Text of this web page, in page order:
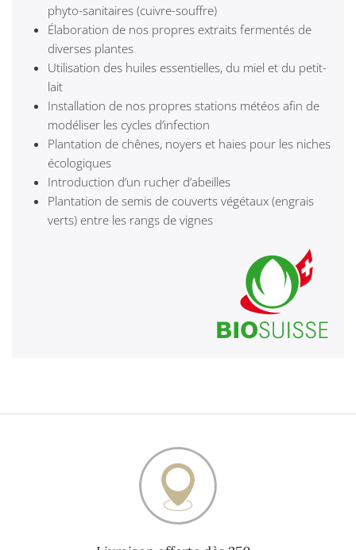
phyto-sanitaires (cuivre-souffre)
Élaboration de nos propres extraits fermentés de
diverses plantes
Utilisation des huiles essentielles, du miel et du petit-
lait
Installation de nos propres stations météos afin de
modéliser les cycles d’infection
Plantation de chênes, noyers et haies pour les niches
écologiques
Introduction d’un rucher d’abeilles
Plantation de semis de couverts végétaux (engrais
verts) entre les rangs de vignes